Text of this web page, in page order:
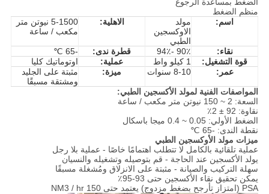
الضغط بمساعدة الرجوع
منظم الضغط
اسم:
مولد
الاوكسجين
الطبي
الاهلية:
5-1500 نيوتن متر
مكعب / ساعة
نقاء: 90٪ -94٪ قطرة ندى:
-65 ℃
قوة التشغيل:
1 كيلو واط عملية:
اوتوماتيك كليا
عمر:
8-10 سنوات ميزة:
مثبتة على الجليد
ومشتقة مسبقًا
المواصفات الفنية لمولد الأكسجين الطبي:
السعة: 2 ~ 150 نيوتن متر مكعب / ساعة
نقاوة: 92 ± 2٪
الضغط الأولي: 0.05 ~ 0.4 ميجا باسكال
نقطة الندى: -65 ℃
ميزات مولد الأوكسجين الطبي
عملية تلقائية بالكامل لا تتطلب اهتمامًا خاصًا - عملية بلا رجل
يولد الأكسجين عند الحاجة - قم بتوصيله وتشغيله والنسيان
سهلة التركيب والصيانة - مثبتة على الانزلاق ومُشغلة مسبقًا
يمكن تحقيق نقاء الأكسجين حتى 93-95٪
PSA (امتزاز تأرجح بضغط مزدوج) يعتمد حتى 150 NM3 / hr